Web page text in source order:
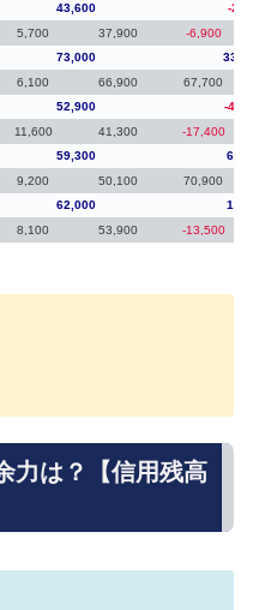
43,600
-
5,700 37,900 -6,900
73,000
6,100 66,900 67,700
52,900
-
11,600 41,300 -17,400
59,300
9,200 50,100 70,900
62,000
8,100 53,900 -13,500
力は？【信用残高